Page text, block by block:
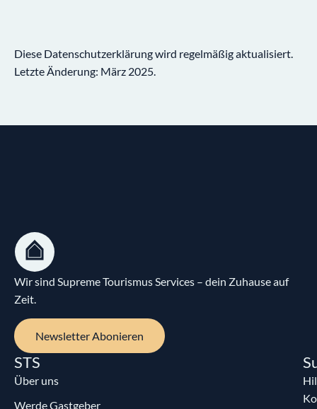
Diese Datenschutzerklärung wird regelmäßig aktualisiert.
Letzte Änderung: März 2025.
Wir sind Supreme Tourismus Services – dein Zuhause auf
Zeit.
Newsletter Abonieren
STS
Über uns
Werde Gastgeber